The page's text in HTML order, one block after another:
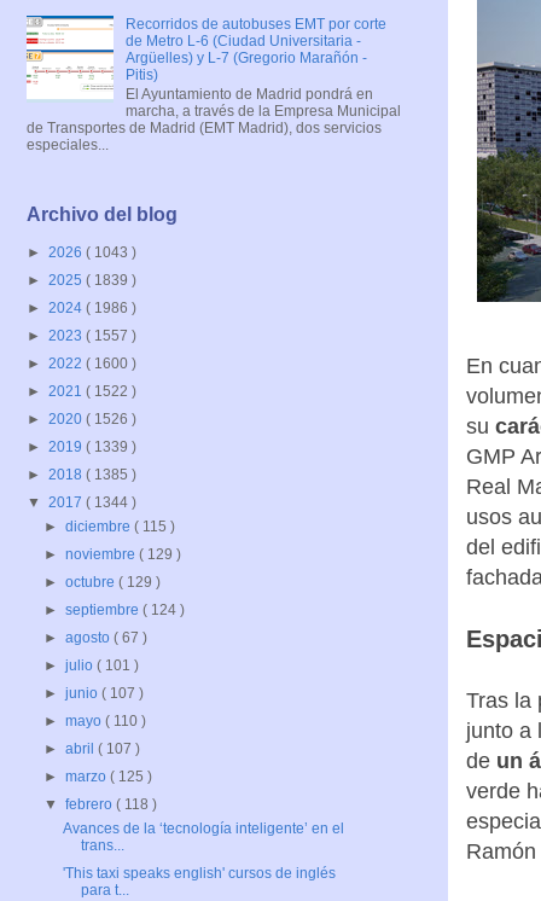
En
su
GMP
Real
usos
del
Tras la
junto a
de un
verde
Recorridos de autobuses EMT por corte
de Metro L-6 (Ciudad Universitaria -
Argüelles) y L-7 (Gregorio Marañón -
Pitis)
El Ayuntamiento de Madrid pondrá en
marcha, a través de la Empresa Municipal
de Transportes de Madrid (EMT Madrid), dos servicios
especiales...
Archivo del blog
► 2026 ( 1043 )
► 2025 ( 1839 )
► 2024 ( 1986 )
► 2023 ( 1557 )
► 2022 ( 1600 )
► 2021 ( 1522 )
► 2020 ( 1526 )
► 2019 ( 1339 )
► 2018 ( 1385 )
▼ 2017 ( 1344 )
►diciembre( 115 )
►noviembre( 129 )
►octubre( 129 )
►septiembre( 124 )
►agosto( 67 )
►julio( 101 )
►junio( 107 )
►mayo( 110 )
►abril( 107 )
►marzo( 125 )
▼febrero( 118 )
Avances de la ‘tecnología inteligente’ en el
trans...
'This taxi speaks english' cursos de inglés
para t...